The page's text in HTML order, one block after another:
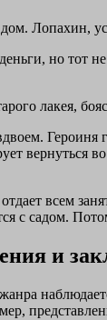
Лопахин,
но тот
лакея,
Героиня
вернуться
всем
с садом.
и